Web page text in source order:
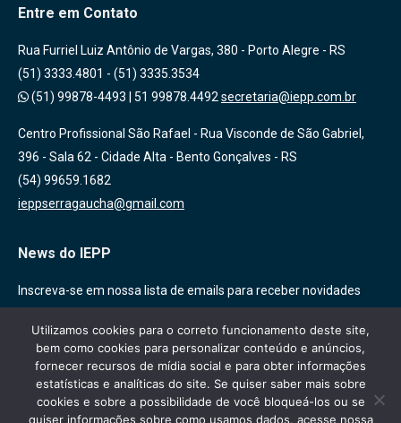
Entre em Contato
Rua Furriel Luiz Antônio de Vargas, 380 - Porto Alegre - RS
(51) 3333.4801 - (51) 3335.3534
(51) 99878-4493
51 99878.4492 secretaria@iepp.com.br
Centro Profissional São Rafael - Rua Visconde de São Gabriel,
396 - Sala 62 - Cidade Alta - Bento Gonçalves - RS
(54) 99659.1682
ieppserragaucha@gmail.com
News do IEPP
Inscreva-se em nossa lista de emails para receber novidades
Utilizamos cookies para o correto funcionamento deste site,
bem como cookies para personalizar conteúdo e anúncios,
fornecer recursos de mídia social e para obter informações
estatísticas e analíticas do site. Se quiser saber mais sobre
cookies e sobre a possibilidade de você bloqueá-los ou se
quiser informações sobre como usamos dados, acesse nossa